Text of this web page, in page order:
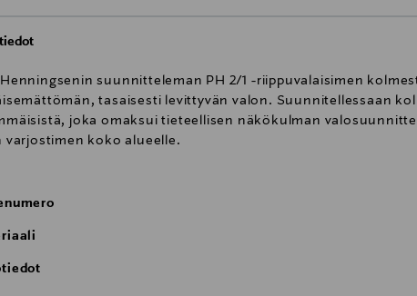
suunnitteleman PH 2/1 -riippuvalaisimen
tasaisesti levittyvän valon. Suunnitellessaan
joka omaksui tieteellisen näkökulman
varjostimen koko alueelle.